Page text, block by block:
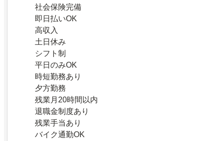
社会保険完備
即日払いOK
高収入
土日休み
シフト制
平日のみOK
時短勤務あり
夕方勤務
残業月20時間以内
退職金制度あり
残業手当あり
バイク通勤OK